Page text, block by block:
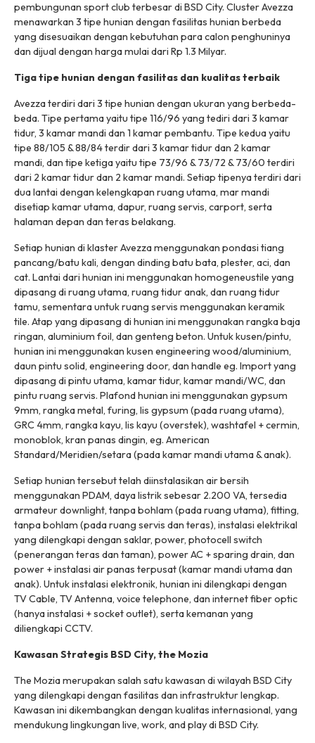
pembungunan sport club terbesar di BSD City. Cluster Avezza
menawarkan 3 tipe hunian dengan fasilitas hunian berbeda
yang disesuaikan dengan kebutuhan para calon penghuninya
dan dijual dengan harga mulai dari Rp 1.3 Milyar.
Tigatipe hunian dengan fasilitas dan kualitas terbaik
Avezza terdiri dari 3 tipe hunian dengan ukuran yang berbeda-
beda. Tipe pertama yaitu tipe 116/96 yang tediri dari 3 kamar
tidur, 3 kamar mandi dan 1 kamar pembantu. Tipe kedua yaitu
tipe 88/105 & 88/84 terdir dari 3 kamar tidur dan 2 kamar
mandi, dan tipe ketiga yaitu tipe 73/96 & 73/72 & 73/60 terdiri
dari 2 kamar tidur dan 2 kamar mandi. Setiap tipenya terdiri dari
dua lantai dengan kelengkapan ruang utama, mar mandi
disetiap kamar utama, dapur, ruang servis, carport, serta
halaman depan dan teras belakang.
Setiap hunian di klaster Avezza menggunakan pondasi tiang
pancang/batu kali, dengan dinding batu bata, plester, aci, dan
cat. Lantai dari hunian ini menggunakan homogeneustile yang
dipasang di ruang utama, ruang tidur anak, dan ruang tidur
tamu, sementara untuk ruang servis menggunakan keramik
tile. Atap yang dipasang di hunian ini menggunakan rangka baja
ringan, aluminium foil, dan genteng beton. Untuk kusen/pintu,
hunian ini menggunakan kusen engineering wood/aluminium,
daun pintu solid, engineering door, dan handle eg. Import yang
dipasang di pintu utama, kamar tidur, kamar mandi/WC, dan
pintu ruang servis. Plafond hunian ini menggunakan gypsum
9mm, rangka metal, furing, lis gypsum (pada ruang utama),
GRC 4mm, rangka kayu, lis kayu (overstek), washtafel + cermin,
monoblok, kran panas dingin, eg. American
Standard/Meridien/setara (pada kamar mandi utama & anak).
Setiap hunian tersebut telah diinstalasikan air bersih
menggunakan PDAM, daya listrik sebesar 2.200 VA, tersedia
armateur downlight, tanpa bohlam (pada ruang utama), fitting,
tanpa bohlam (pada ruang servis dan teras), instalasi elektrikal
yang dilengkapi dengan saklar, power, photocell switch
(penerangan teras dan taman), power AC + sparing drain, dan
power + instalasi air panas terpusat (kamar mandi utama dan
anak). Untuk instalasi elektronik, hunian ini dilengkapi dengan
TV Cable, TV Antenna, voice telephone, dan internet fiber optic
(hanya instalasi + socket outlet), serta kemanan yang
diliengkapi CCTV.
Kawasan Strategis BSD City, the Mozia
The Mozia merupakan salah satu kawasan di wilayah BSD City
yang dilengkapi dengan fasilitas dan infrastruktur lengkap.
Kawasan ini dikembangkan dengan kualitas internasional, yang
mendukung lingkungan live, work, and playdi BSD City.